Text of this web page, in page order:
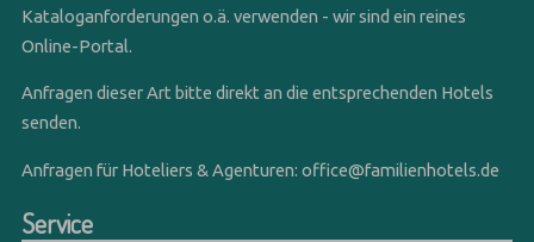
Kataloganforderungen o.ä. verwenden - wir sind ein reines
Online-Portal.
Anfragen dieser Art bitte direkt an die entsprechenden Hotels
senden.
Anfragen für Hoteliers & Agenturen:office@familienhotels.de
Service